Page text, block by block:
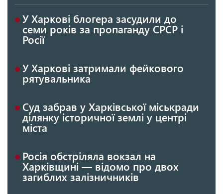
У Харкові блогера засудили до
семи років за пропаганду СРСР і
Росії
У Харкові затримали фейкового
рятувальника
Суд забрав у Харківської міськради
ділянку історичної землі у центрі
міста
Росія обстріляла вокзал на
Харківщині — відомо про двох
загиблих залізничників